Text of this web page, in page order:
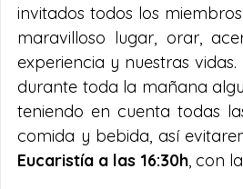
invitados todos los
maravilloso lugar, orar,
experiencia y nuestras
durante toda la mañana
teniendo en cuenta todas
Eucaristía a las 16:30h, con